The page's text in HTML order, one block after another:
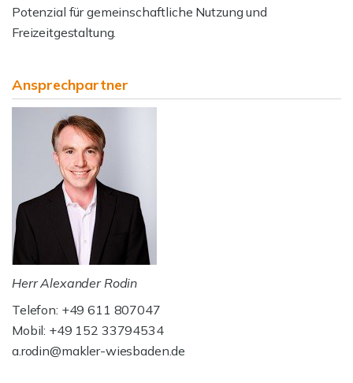
Potenzial für gemeinschaftliche Nutzung und
Freizeitgestaltung.
Ansprechpartner
Herr Alexander Rodin
Telefon: +49 611 807047
Mobil: +49 152 33794534
a.rodin@makler-wiesbaden.de